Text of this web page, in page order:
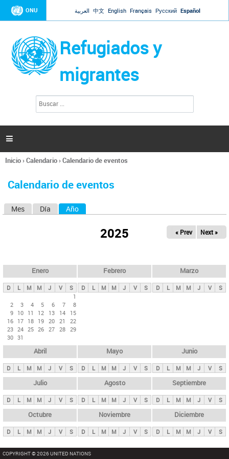
Jump to navigation
ONU العربية 中文 English Français Русский Español
Refugiados y
migrantes
l
d
s

Se
usted
Inicio›Calendario›Calendario de eventos
Calendario de eventos
s
p
n
c
i
p
l
e
s
Mes Día Año
2025 « Prev Next »
Enero
D L M M J V
S
1
2
3 4 5 6 7
8
9 10 11 12 13 14
15
16 17 18 19 20 21
22
23 24 25 26 27 28 29
30 31
Febrero
D L M M J V S
Marzo
D L M M J V S
Abril
D L M M J V S
Mayo
D L M M J V S
Junio
D L M M J V S
Julio
D L M M J V S
Agosto
D L M M J V S
Septiembre
D L M M J V S
Octubre
D L M M J V S
Noviembre
D L M M J V S
Diciembre
D L M M J V S
COPYRIGHT © 2026 UNITED NATIONS